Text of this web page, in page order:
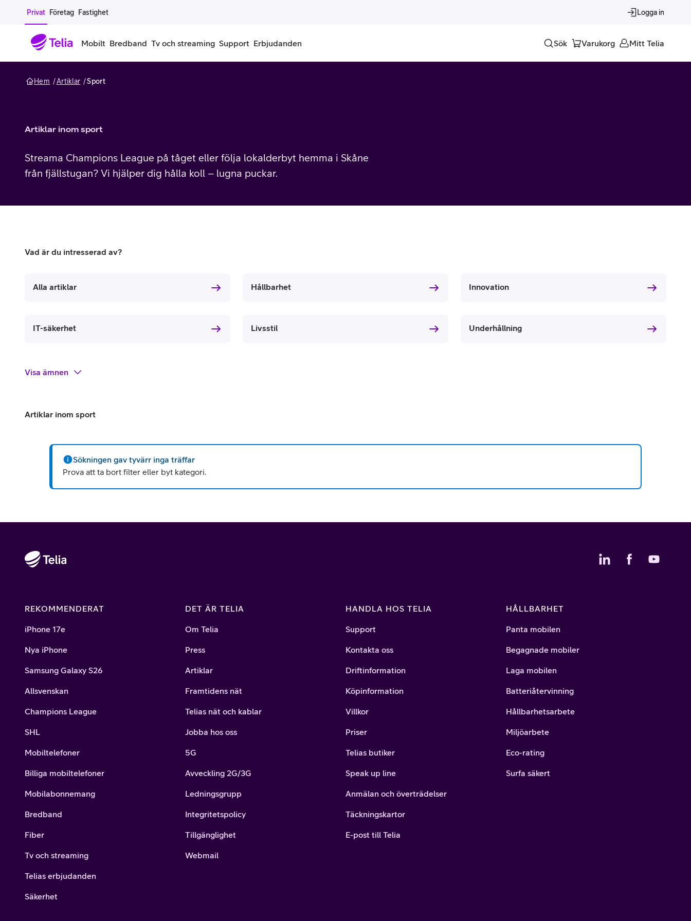
Gå till sidans innehåll
Privat Företag Fastighet Logga in
Mobilt
Mobiltelefoner
Samsung Galaxy
Google Pixel
Alla mobiltelefoner
Begagnade mobiltelefoner
Mobilskal
Extra användare
Mobilabonnemang för pensionär
Laddningscheck
Alla smartwatches
Bredband Tv och streaming Support Erbjudanden Sök Varukorg Mitt Telia
Hem Artiklar Sport
Artiklar inom sport
Streama Champions League på tåget eller följa lokalderbyt hemma i Skåne
från fjällstugan? Vi hjälper dig hålla koll – lugna puckar.
Vad är du intresserad av?
Alla artiklar Hållbarhet Innovation
IT-säkerhet Livsstil Underhållning
Visa ämnen
Artiklar inom sport
Sökningen gav tyvärr inga träffar
Prova att ta bort filter eller byt kategori.
REKOMMENDERAT
iPhone 17e
Nya iPhone
Samsung Galaxy S26
Allsvenskan
Champions League
SHL
Mobiltelefoner
Billiga mobiltelefoner
Mobilabonnemang
Bredband
Fiber
Tv och streaming
Telias erbjudanden
Säkerhet
DET ÄR TELIA
Om Telia
Press
Artiklar
Framtidens nät
Telias nät och kablar
Jobba hos oss
5G
Avveckling 2G/3G
Ledningsgrupp
Integritetspolicy
Tillgänglighet
Webmail
HANDLA HOS TELIA
Support
Kontakta oss
Driftinformation
Köpinformation
Villkor
Priser
Telias butiker
Speak up line
Anmälan och överträdelser
Täckningskartor
E-post till Telia
HÅLLBARHET
Panta mobilen
Begagnade mobiler
Laga mobilen
Batteriåtervinning
Hållbarhetsarbete
Miljöarbete
Eco-rating
Surfa säkert